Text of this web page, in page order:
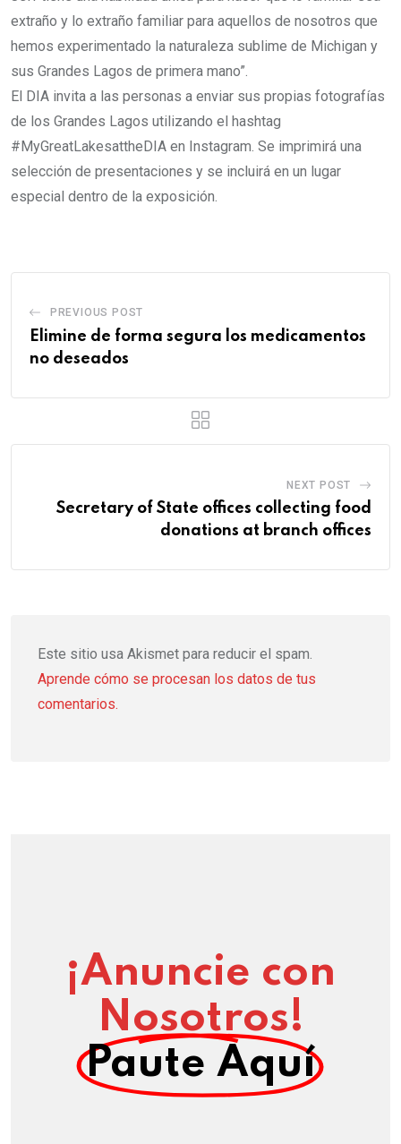
extraño y lo extraño familiar para aquellos de nosotros que
hemos experimentado la naturaleza sublime de Michigan y
sus Grandes Lagos de primera mano”.
El DIA invita a las personas a enviar sus propias fotografías
de los Grandes Lagos utilizando el hashtag
#MyGreatLakesattheDIA en Instagram. Se imprimirá una
selección de presentaciones y se incluirá en un lugar
especial dentro de la exposición.
PREVIOUS POST
Elimine de forma segura los medicamentos
no deseados
NEXT POST
Secretary of State offices collecting food
donations at branch offices
Este sitio usa Akismet para reducir el spam.
Aprende cómo se procesan los datos de tus
comentarios.
¡Anuncie con
Nosotros!
Paute Aquí